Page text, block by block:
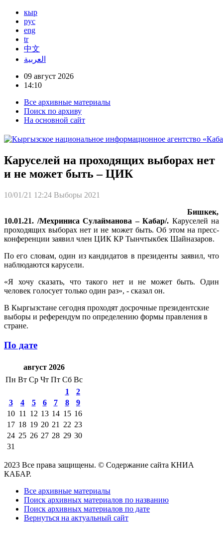
кыр
рус
eng
tr
中文
العربية
09 август 2026
14:10
Все архивные материалы
Поиск по архиву
На основной сайт
Каруселей на проходящих выборах нет
и не может быть – ЦИК
10/01/21 12:24 Выборы 2021
Бишкек,
10.01.21. /Мехриниса Сулайманова – Кабар/. Каруселей на
проходящих выборах нет и не может быть. Об этом на пресс-
конференции заявил член ЦИК КР Тынчтыкбек Шайназаров.
По его словам, один из кандидатов в президенты заявил, что
наблюдаются карусели.
«Я хочу сказать, что такого нет и не может быть. Один
человек голосует только один раз», - сказал он.
В Кыргызстане сегодня проходят досрочные президентские
выборы и референдум по определению формы правления в
стране.
По дате
август 2026
Пн Вт Ср Чт Пт Сб Вс
1
2
3
4 5 6 7 8
9
10 11 12 13 14 15 16
17 18 19 20 21 22 23
24 25 26 27 28 29 30
31
2023 Все права защищены. © Содержание сайта КНИА
КАБАР.
Все архивные материалы
Поиск архивных материалов по названию
Поиск архивных материалов по дате
Вернуться на актуальный сайт